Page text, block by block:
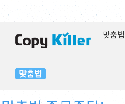
맞춤